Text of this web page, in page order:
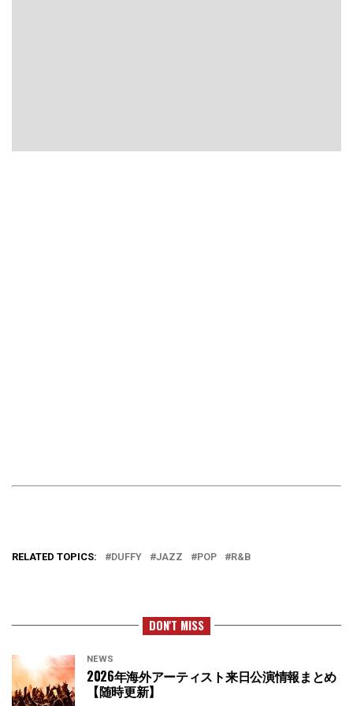
RELATED TOPICS: DUFFY JAZZ POP R&B
DON'T MISS
NEWS
2026年海外アーティスト来日公演情報まとめ
【随時更新】